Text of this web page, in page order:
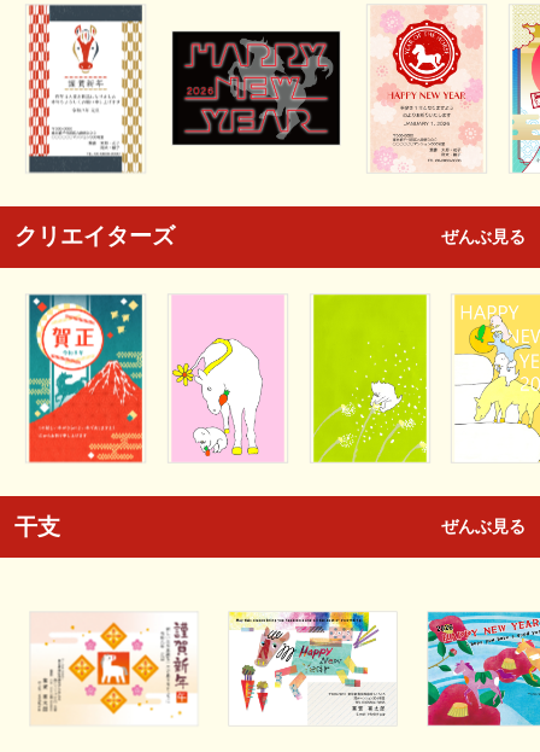
クリエイターズ ぜんぶ見る
干支 ぜんぶ見る